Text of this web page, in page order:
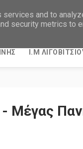
Ι.Μ
Μέγας
and to
security metrics to